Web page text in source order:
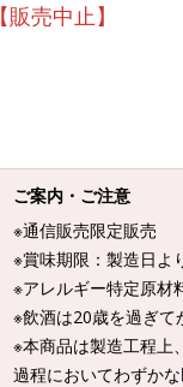
【販売中止】
ご案内・ご注意
※通信販売限定販売
※賞味期限：製造日よ
※アレルギー特定原材
※飲酒は20歳を過ぎて
※本商品は製造工程上
過程においてわずか